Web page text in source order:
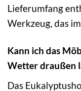
Lieferumfang
Werkzeug, das
Kann ich das
Wetter draußen
Das